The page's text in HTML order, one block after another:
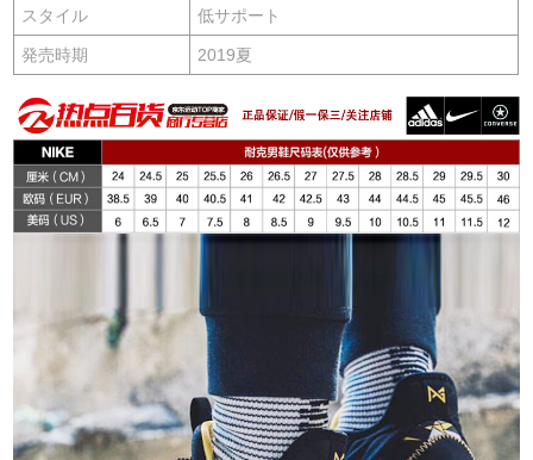
スタイル 低サポート
発売時期 2019夏